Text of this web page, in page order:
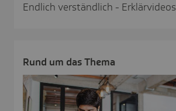
Endlich verständlich - Erklärvideos
Rund um das Thema